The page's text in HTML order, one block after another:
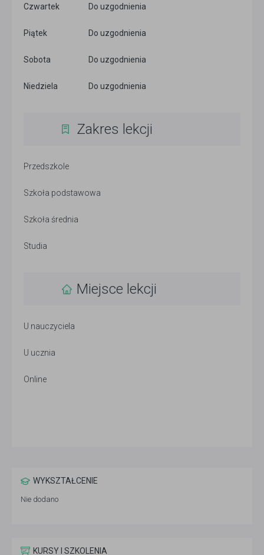
Czwartek Do uzgodnienia
Piątek Do uzgodnienia
Sobota Do uzgodnienia
Niedziela Do uzgodnienia
Zakres lekcji
Przedszkole
Szkoła podstawowa
Szkoła średnia
Studia
Miejsce lekcji
U nauczyciela
U ucznia
Online
WYKSZTAŁCENIE
Nie dodano
KURSY I SZKOLENIA